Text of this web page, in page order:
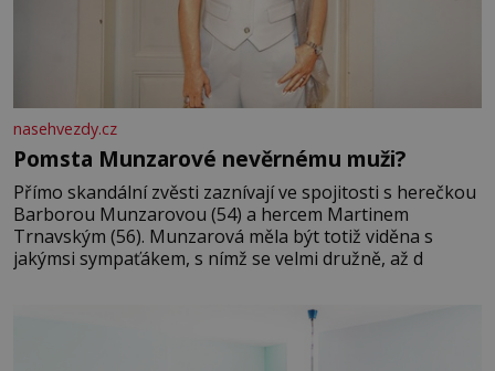
nasehvezdy.cz
Pomsta Munzarové nevěrnému muži?
Přímo skandální zvěsti zaznívají ve spojitosti s herečkou
Barborou Munzarovou (54) a hercem Martinem
Trnavským (56). Munzarová měla být totiž viděna s
jakýmsi sympaťákem, s nímž se velmi družně, až d